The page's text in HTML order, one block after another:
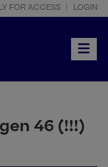
FOR ACCESS LOGIN
46 (!!!)